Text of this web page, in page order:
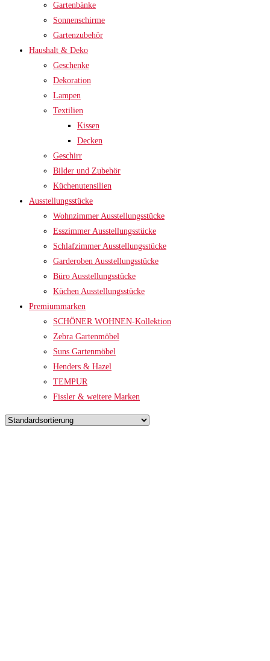
Gartenbänke
Sonnenschirme
Gartenzubehör
Haushalt & Deko
Geschenke
Dekoration
Lampen
Textilien
Kissen
Decken
Geschirr
Bilder und Zubehör
Küchenutensilien
Ausstellungsstücke
Wohnzimmer Ausstellungsstücke
Esszimmer Ausstellungsstücke
Schlafzimmer Ausstellungsstücke
Garderoben Ausstellungsstücke
Büro Ausstellungsstücke
Küchen Ausstellungsstücke
Premiummarken
SCHÖNER WOHNEN-Kollektion
Zebra Gartenmöbel
Suns Gartenmöbel
Henders & Hazel
TEMPUR
Fissler & weitere Marken